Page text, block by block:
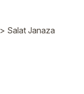
> Salat Janaza